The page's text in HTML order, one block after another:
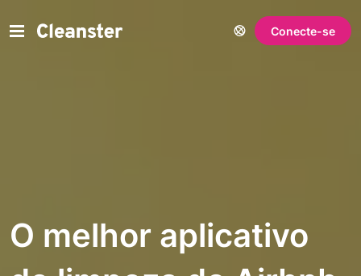
Conecte-se
O melhor aplicativo